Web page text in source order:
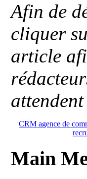
Afin de
cliquer
article
CRM agence de
Main